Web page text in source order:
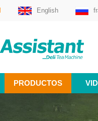
English
PRODUCTOS